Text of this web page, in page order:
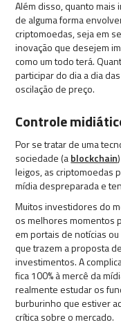
Além disso, quanto
de alguma forma
criptomoedas, seja em
inovação que desejem
como um todo terá.
participar do dia a dia
oscilação de preço.
Controle
Por se tratar de uma
sociedade (ablockchain
leigos, as criptomoedas
mídia despreparada e
Muitos investidores do
os melhores momentos
em portais de notícias
que trazem a proposta
investimentos. A
fica 100% à mercê da
realmente estudar os
burburinho que estiver
crítica sobre o mercado.